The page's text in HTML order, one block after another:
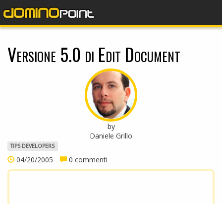
Versione 5.0 di Edit Document
by
Daniele Grillo
TIPS DEVELOPERS
04/20/2005 0 commenti